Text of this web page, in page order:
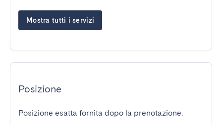
Mostra tutti i servizi
Posizione
Posizione esatta fornita dopo la prenotazione.